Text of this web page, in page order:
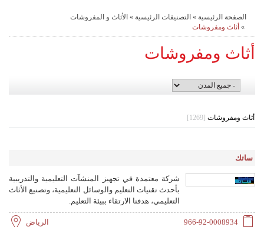
الصفحة الرئيسية » التصنيفات الرئيسية » الأثاث و المفروشات
» أثاث ومفروشات
أثاث ومفروشات
أثاث ومفروشات [1269]
ساتك
شركة معتمدة في تجهيز المنشآت التعليمية والتدريبية
بأحدث تقنيات التعليم والوسائل التعليمية، وتصنيع الأثاث
التعليمي، هدفنا الارتقاء ببيئة التعليم.
966-92-0008934 الرياض